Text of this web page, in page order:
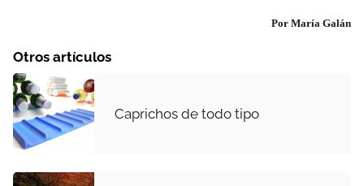
Por María Galán
Otros artículos
Caprichos de todo tipo